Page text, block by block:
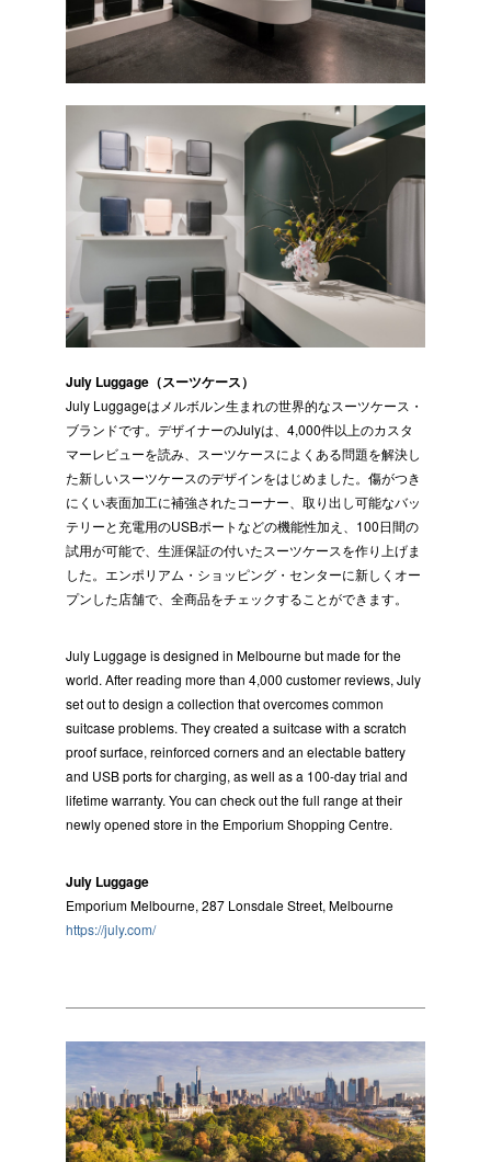
July Luggage（スーツケース）
July Luggageはメルボルン生まれの世界的なスーツケース・
ブランドです。デザイナーのJulyは、4,000件以上のカスタ
マーレビューを読み、スーツケースによくある問題を解決し
た新しいスーツケースのデザインをはじめました。傷がつき
にくい表面加工に補強されたコーナー、取り出し可能なバッ
テリーと充電用のUSBポートなどの機能性加え、100日間の
試用が可能で、生涯保証の付いたスーツケースを作り上げま
した。エンポリアム・ショッピング・センターに新しくオー
プンした店舗で、全商品をチェックすることができます。
July Luggage is designed in Melbourne but made for the
world. After reading more than 4,000 customer reviews, July
set out to design a collection that overcomes common
suitcase problems. They created a suitcase with a scratch
proof surface, reinforced corners and an electable battery
and USB ports for charging, as well as a 100-day trial and
lifetime warranty. You can check out the full range at their
newly opened store in the Emporium Shopping Centre.
July Luggage
Emporium Melbourne, 287 Lonsdale Street, Melbourne
https://july.com/